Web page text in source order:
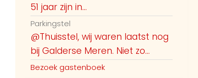
51 jaar zijn in...
Parkingstel
@Thuisstel, wij waren laatst nog
bij Galderse Meren. Niet zo...
Bezoek gastenboek